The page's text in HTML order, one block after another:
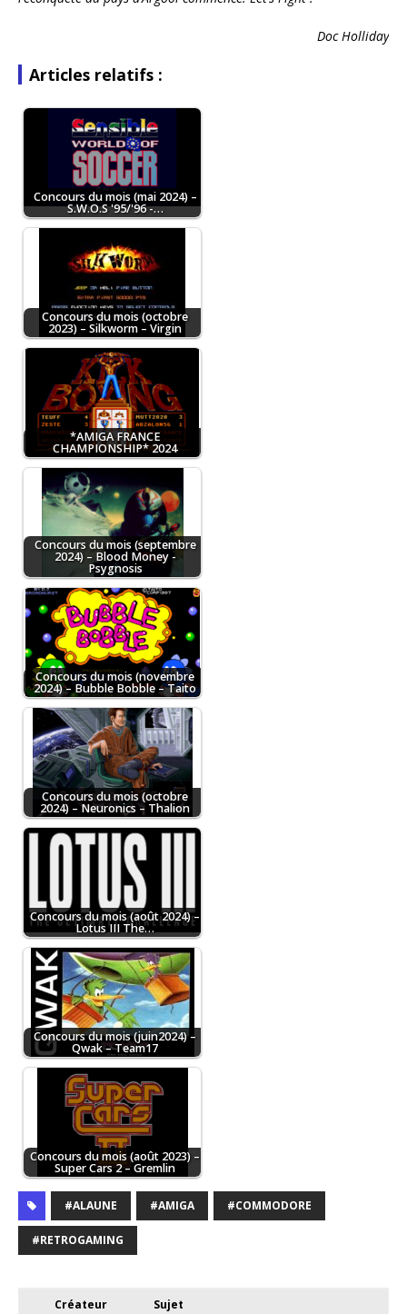
Doc Holliday
Articles relatifs :
Concours du mois (mai 2024) –
S.W.O.S '95/'96 -…
Concours du mois (octobre
2023) – Silkworm – Virgin
*AMIGA FRANCE
CHAMPIONSHIP* 2024
Concours du mois (septembre
2024) – Blood Money -
Psygnosis
Concours du mois (novembre
2024) – Bubble Bobble – Taito
Concours du mois (octobre
2024) – Neuronics – Thalion
Concours du mois (août 2024) –
Lotus III The…
Concours du mois (juin2024) –
Qwak – Team17
Concours du mois (août 2023) –
Super Cars 2 – Gremlin
#ALAUNE #AMIGA #COMMODORE
#RETROGAMING
Créateur Sujet